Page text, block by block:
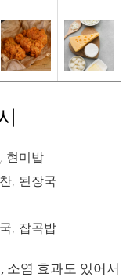
현미밥
, 된장국
, 잡곡밥
소염 효과도 있어서